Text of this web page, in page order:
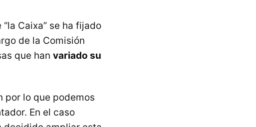
Caixa” se ha fijado
de la Comisión
que han variado su
por lo que podemos
En el caso